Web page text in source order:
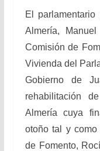
El
Almería,
Comisión de
Vivienda del
Gobierno de
rehabilitación
Almería cuya
otoño tal y
de Fomento,